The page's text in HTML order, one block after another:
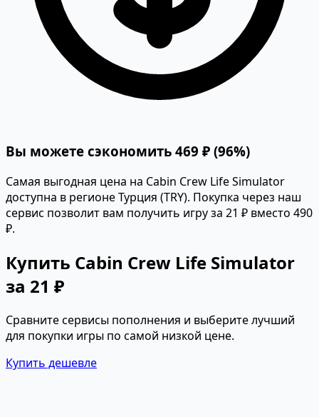
Вы можете сэкономить 469 ₽ (96%)
Самая выгодная цена на Cabin Crew Life Simulator
доступна в регионе Турция (TRY). Покупка через наш
сервис позволит вам получить игру за 21 ₽ вместо 490
₽.
Купить Cabin Crew Life Simulator
за 21 ₽
Сравните сервисы пополнения и выберите лучший
для покупки игры по самой низкой цене.
Купить дешевле